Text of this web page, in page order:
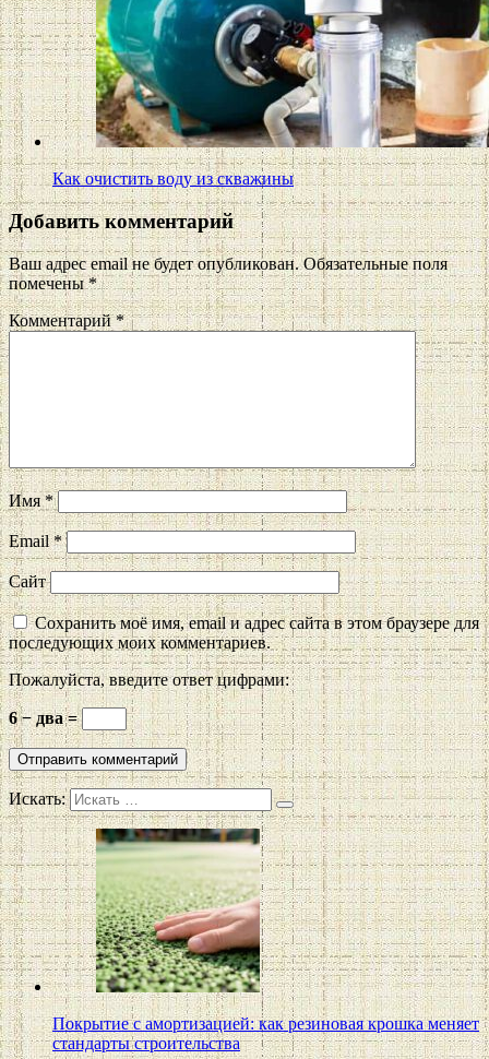
Как очистить воду из скважины
Добавить комментарий
Ваш адрес email не будет опубликован. Обязательные поля
помечены*
Комментарий*
Имя*
Email*
Сайт
Сохранить моё имя, email и адрес сайта в этом браузере для
последующих моих комментариев.
Пожалуйста, введите ответ цифрами:
6 − два =
Искать:
Покрытие с амортизацией: как резиновая крошка меняет
стандарты строительства